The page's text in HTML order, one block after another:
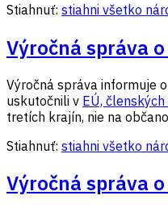
Stiahnuť: stiahni všetko
Výročná správa
Výročná správa informuje
uskutočnili v EÚ,
tretích krajín, nie na
Stiahnuť: stiahni všetko
Výročná správa